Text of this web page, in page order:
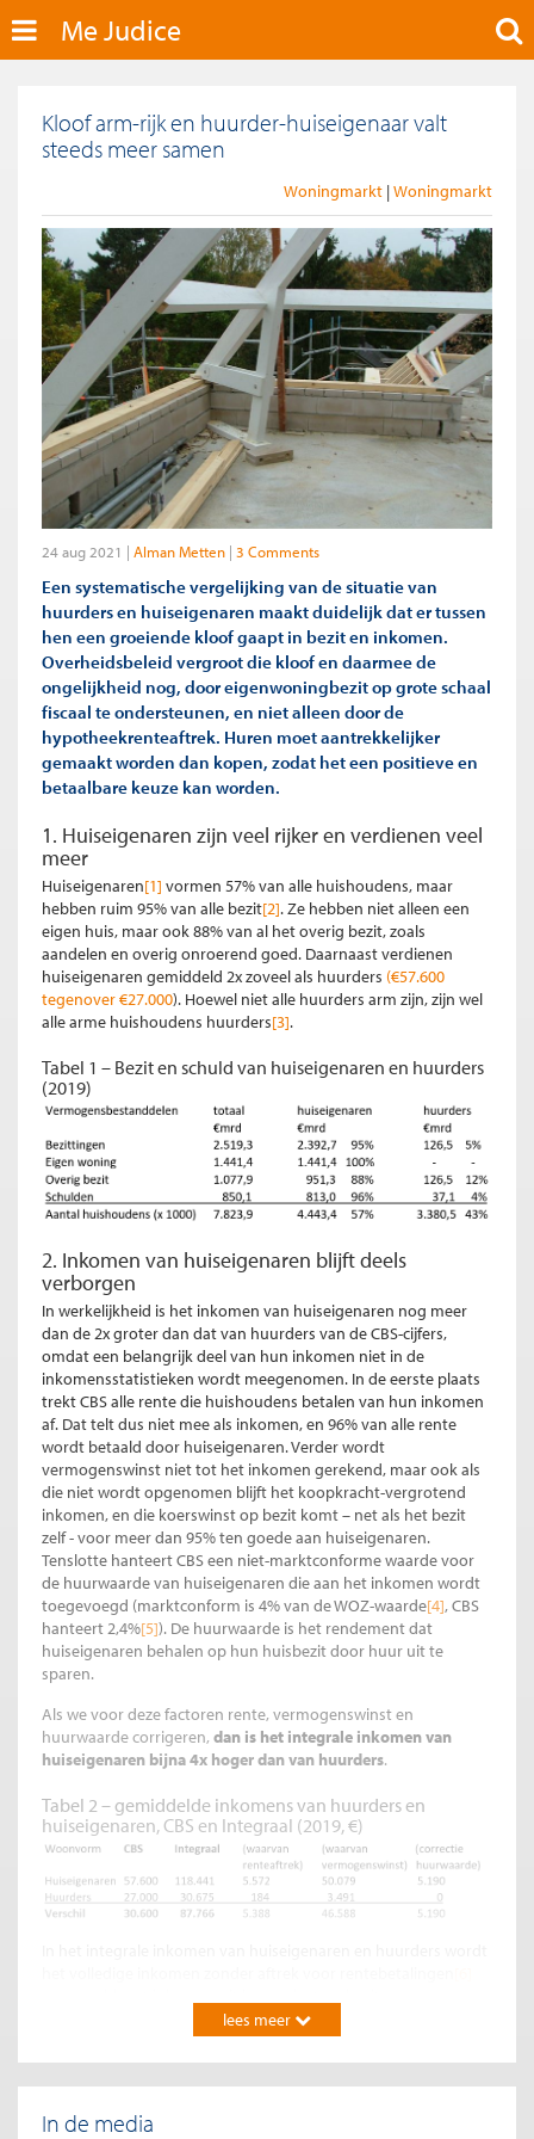
Me Judice
Kloof arm-rijk en huurder-huiseigenaar valt
steeds meer samen
Woningmarkt Woningmarkt
24 aug 2021 Alman Metten 3 Comments
Een systematische vergelijking van de situatievan
huurders en huiseigenaren maakt duidelijk dat er tussen
hen een groeiende kloof gaapt in bezit en inkomen.
Overheidsbeleid vergroot die kloof en daarmee de
ongelijkheid nog, door eigenwoningbezit op grote schaal
fiscaal te ondersteunen, en niet alleen door de
hypotheekrenteaftrek. Huren moet aantrekkelijker
gemaakt worden dan kopen, zodat het een positieve en
betaalbare keuze kan worden.
1. Huiseigenaren zijn veel rijker en verdienen veel
meer
Huiseigenaren[1] vormen 57% van alle huishoudens, maar
hebben ruim 95% van alle bezit[2]. Ze hebben niet alleen een
eigen huis, maar ook 88% van al het overig bezit, zoals
aandelen en overig onroerend goed. Daarnaast verdienen
huiseigenaren gemiddeld 2x zoveel als huurders (€57.600
tegenover €27.000). Hoewel niet alle huurders arm zijn, zijn wel
alle arme huishoudens huurders[3].
Tabel 1 – Bezit en schuld van huiseigenaren en huurders
(2019)
2. Inkomen van huiseigenaren blijft deels
verborgen
In werkelijkheid is het inkomen van huiseigenaren nog meer
dan de 2x groter dan dat van huurders van de CBS-cijfers,
omdat een belangrijk deel van hun inkomen niet in de
inkomensstatistieken wordt meegenomen. In de eerste plaats
trekt CBS alle rente die huishoudens betalen van hun inkomen
af. Dat telt dus niet mee als inkomen, en 96% van alle rente
wordt betaald door huiseigenaren. Verder wordt
vermogenswinst niet tot het inkomen gerekend, maar ook als
die niet wordt opgenomen blijft het koopkracht-vergrotend
inkomen, en die koerswinst op bezit komt – net als het bezit
zelf - voor meer dan 95% ten goede aan huiseigenaren.
Tenslotte hanteert CBS een niet-marktconforme waarde voor
de huurwaarde van huiseigenaren die aan het inkomen wordt
toegevoegd (marktconform is 4% van de WOZ-waarde[4], CBS
hanteert 2,4%[5]). De huurwaarde is het rendement dat
huiseigenaren behalen op hun huisbezit door huur uit te
sparen.
Als we voor deze factoren rente, vermogenswinst en
huurwaarde corrigeren, dan is het integrale inkomen van
huiseigenaren bijna 4x hoger dan van huurders.
Tabel 2 – gemiddelde inkomens van huurders en
huiseigenaren, CBS en Integraal (2019, €)
(vermogenswinst, zie hieronder) en uit het verschil tussen de
reële en de door CBS gehanteerde huurwaarde
Het gevonden inkomen uit vermogenswinst van huiseigenaren
gebaseerd op de toepassing van de formule van
lees meer
In de media